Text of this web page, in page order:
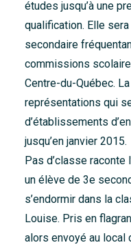
études jusqu’à une
qualification. Elle
secondaire
commissions
Centre-du-Québec.
représentations qui
d’établissements
jusqu’en janvier 2015.
Pas d’classe raconte
un élève de 3e
s’endormir dans la
Louise. Pris en
alors envoyé au local